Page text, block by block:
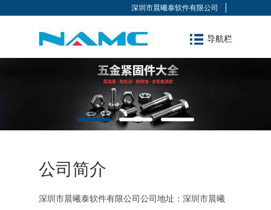
深圳市晨曦泰软件有限公司
导航栏
公司简介
深圳市晨曦泰软件有限公司公司地址：深圳市晨曦